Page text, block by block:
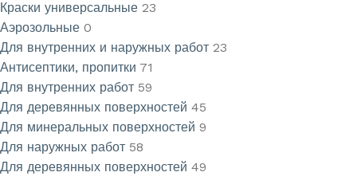
Краски универсальные 23
Аэрозольные 0
Для внутренних и наружных работ 23
Антисептики, пропитки 71
Для внутренних работ 59
Для деревянных поверхностей 45
Для минеральных поверхностей 9
Для наружных работ 58
Для деревянных поверхностей 49